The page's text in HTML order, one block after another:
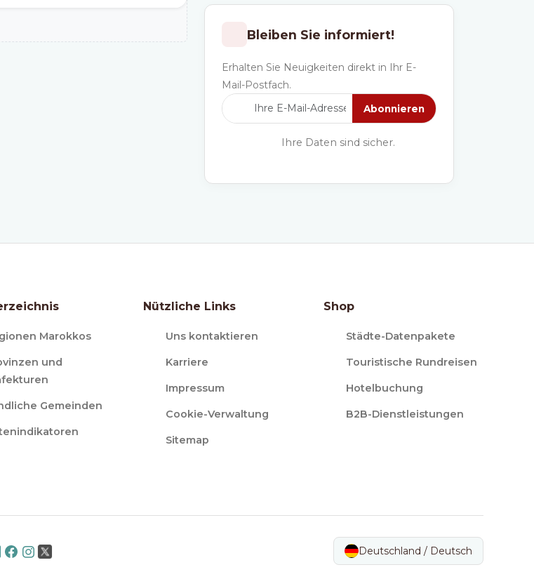
Bleiben Sie informiert!
Erhalten Sie Neuigkeiten direkt in Ihr E-
Mail-Postfach.
Abonnieren
Ihre Daten sind sicher.
Marokkos
und
Gemeinden
Nützliche Links
Uns kontaktieren
Karriere
Impressum
Cookie-Verwaltung
Sitemap
Shop
Städte-Datenpakete
Touristische Rundreisen
Hotelbuchung
B2B-Dienstleistungen
Deutschland / Deutsch